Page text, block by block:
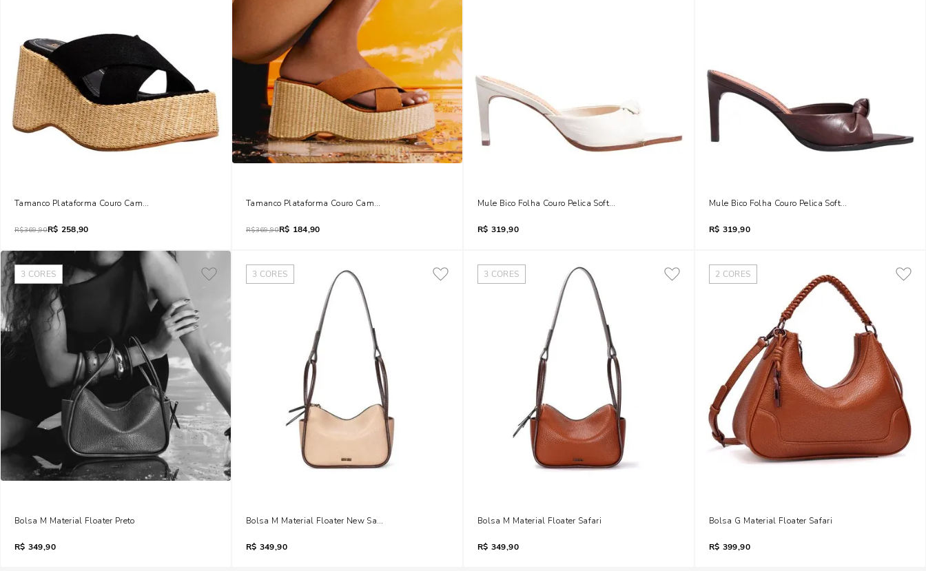
Tamanco Plataforma Couro Camurça Preto
R$369,90R$ 258,90
Tamanco Plataforma Couro Camurça Caramelo
R$369,90R$ 184,90
Mule Bico Folha Couro Pelica Soft Off White
R$ 319,90
Mule Bico Folha Couro Pelica Soft Marrom Dark Cocoa
R$ 319,90
3 CORES
Bolsa M Material Floater Preto
R$ 349,90
3 CORES
Bolsa M Material Floater New Sand
R$ 349,90
3 CORES
Bolsa M Material Floater Safari
R$ 349,90
2 CORES
Bolsa G Material Floater Safari
R$ 399,90